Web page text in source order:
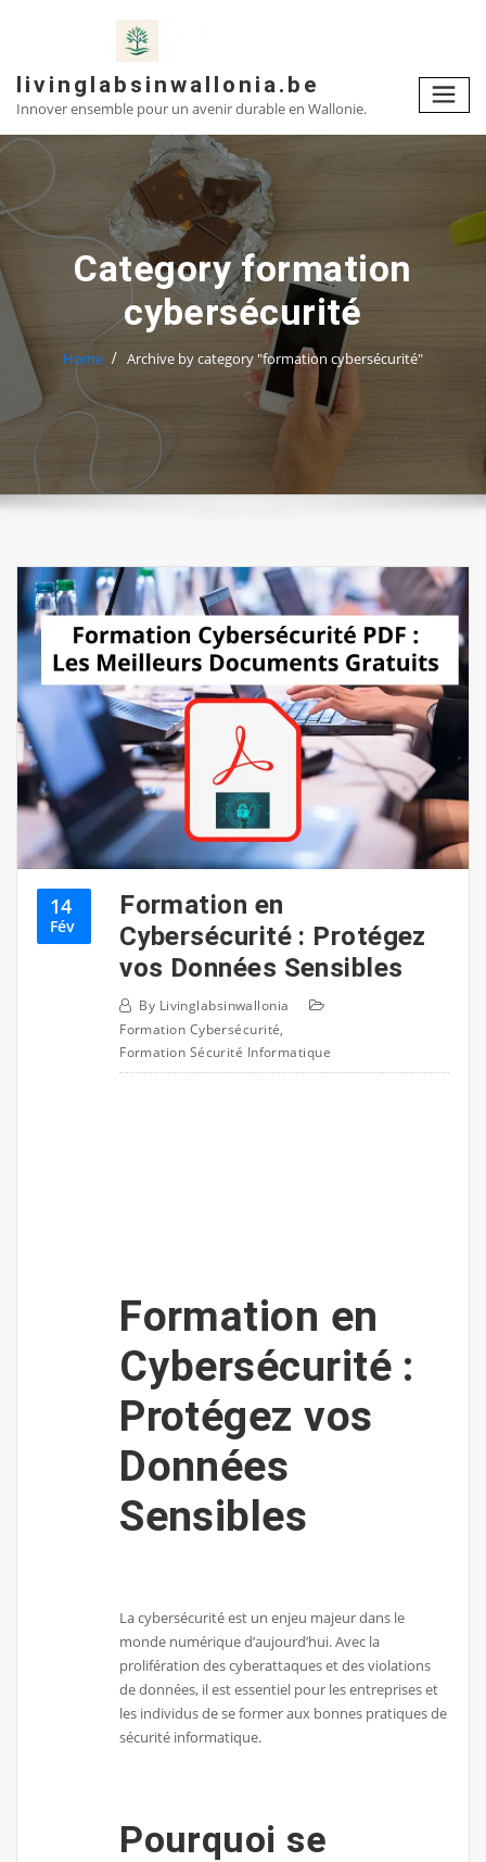
livinglabsinwallonia.be
Innover ensemble pour un avenir durable en Wallonie.
Category formation
cybersécurité
Home Archive by category "formation cybersécurité"
14
Fév
Formation en
Cybersécurité : Protégez
vos Données Sensibles
By Livinglabsinwallonia
Formation Cybersécurité,
Formation Sécurité Informatique
Formation en
Cybersécurité :
Protégez vos
Données
Sensibles
La cybersécurité est un enjeu majeur dans le
monde numérique d’aujourd’hui. Avec la
prolifération des cyberattaques et des violations
de données, il est essentiel pour les entreprises et
les individus de se former aux bonnes pratiques de
sécurité informatique.
Pourquoi se